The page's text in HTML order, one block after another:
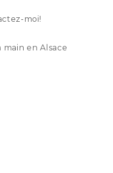
moi!
en Alsace